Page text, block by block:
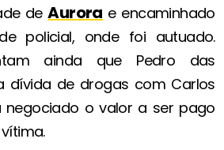
deAurora e encaminhado
policial, onde foi autuado.
ainda que Pedro das
dívida de drogas com Carlos
negociado o valor a ser pago